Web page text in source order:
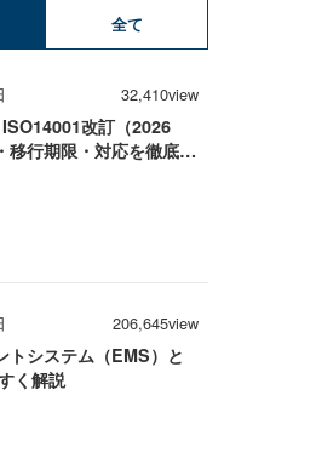
全て
32,410view
改訂（2026
移行期限・対応を徹底解
206,645view
トシステム（EMS）と
く解説